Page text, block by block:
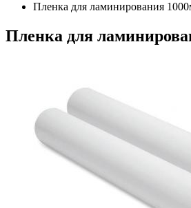
Пленка для ламинирования
Пленка для